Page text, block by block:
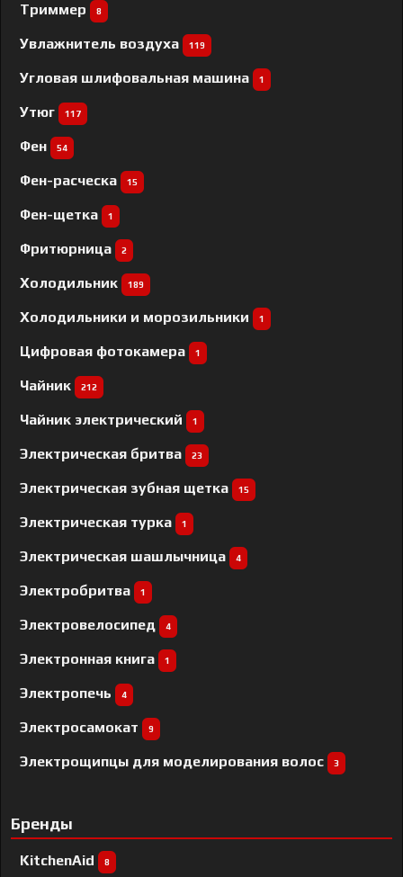
Триммер 8
Увлажнитель воздуха 119
Угловая шлифовальная машина 1
Утюг 117
Фен 54
Фен-расческа 15
Фен-щетка 1
Фритюрница 2
Холодильник 189
Холодильники и морозильники 1
Цифровая фотокамера 1
Чайник 212
Чайник электрический 1
Электрическая бритва 23
Электрическая зубная щетка 15
Электрическая турка 1
Электрическая шашлычница 4
Электробритва 1
Электровелосипед 4
Электронная книга 1
Электропечь 4
Электросамокат 9
Электрощипцы для моделирования волос 3
Бренды
KitchenAid 8